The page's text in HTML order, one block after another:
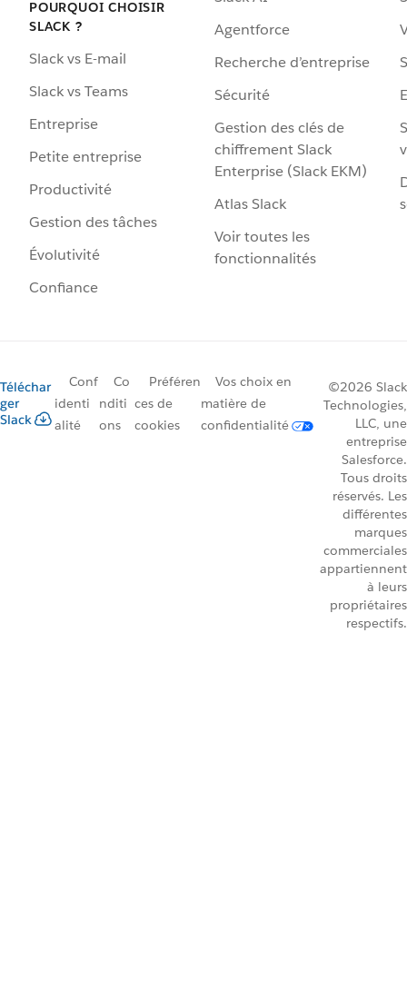
POURQUOI CHOISIR
SLACK ?
Slack vs E-mail
Slack vs Teams
Entreprise
Petite entreprise
Productivité
Gestion des tâches
Évolutivité
Confiance
Agentforce
Recherche d’entreprise
Sécurité
Gestion des clés de
chiffrement Slack
Enterprise (Slack EKM)
Atlas Slack
Voir toutes les
fonctionnalités
Téléchar
ger
Slack
Conf
identi
alité
Co
nditi
ons
Préféren
ces de
cookies
Vos choix en
matière de
confidentialité
©2026 Slack
Technologies,
LLC, une
entreprise
Salesforce.
Tous droits
réservés. Les
différentes
marques
commerciales
appartiennent
à leurs
propriétaires
respectifs.